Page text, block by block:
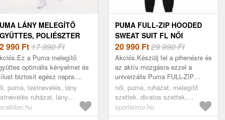
LÁNY MELEGÍTŐ
POLIÉSZTER
990 Ft17 990 Ft
a Puma melegítő
optimális kényelmet és
biztosít egész napra.
és kényelmes melegítő
ideális
puma, testnevelés, lány
ruházat, lány
együttes, black/pink,
PUMA FULL-ZIP HOODED
SWEAT SUIT FL NŐI
MELEGÍTŐ SZETT,
RÓZSASZÍN, MÉRET
20 990 Ft29 990 Ft
Akciós.Készülj fel a pihenésre és
az aktív mozgásra ezzel a
univerzális Puma FULL-ZIP
HOODED SWEAT SUIT FL női
melegítő szettel. A gondosan
megtervezett s...
női, puma, ruházat, melegítő
szettek, divatos szettek,
rózsaszín
sportisimo.hu